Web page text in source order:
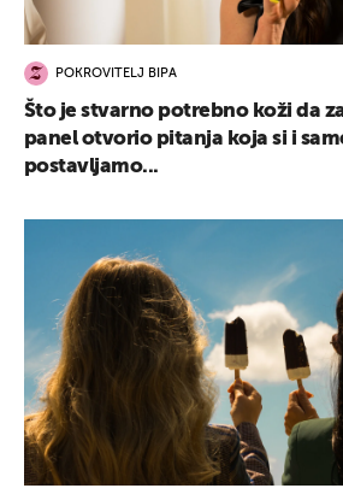
POKROVITELJ BIPA
Što je stvarno potrebno koži da
panel otvorio pitanja koja si i
postavljamo...